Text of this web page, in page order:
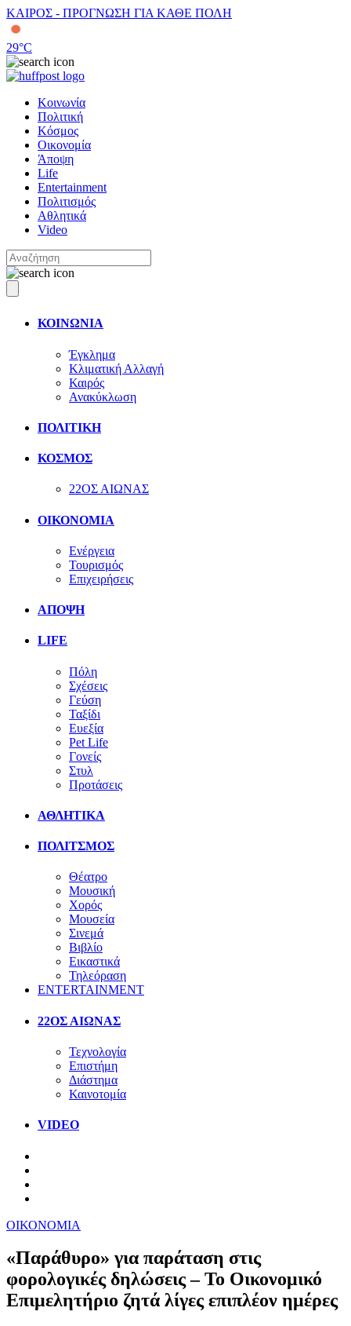
ΚΑΙΡΟΣ - ΠΡΟΓΝΩΣΗ ΓΙΑ ΚΑΘΕ ΠΟΛΗ
29°C
Κοινωνία
Πολιτική
Κόσμος
Οικονομία
Άποψη
Life
Entertainment
Πολιτισμός
Αθλητικά
Video
ΚΟΙΝΩΝΙΑ
Έγκλημα
Κλιματική Αλλαγή
Καιρός
Ανακύκλωση
ΠΟΛΙΤΙΚΗ
ΚΟΣΜΟΣ
22ΟΣ ΑΙΩΝΑΣ
ΟΙΚΟΝΟΜΙΑ
Ενέργεια
Τουρισμός
Επιχειρήσεις
ΑΠΟΨΗ
LIFE
Πόλη
Σχέσεις
Γεύση
Ταξίδι
Ευεξία
Pet Life
Γονείς
Στυλ
Προτάσεις
ΑΘΛΗΤΙΚΑ
ΠΟΛΙΤΣΜΟΣ
Θέατρο
Μουσική
Χορός
Μουσεία
Σινεμά
Βιβλίο
Εικαστικά
Τηλεόραση
ENTERTAINMENT
22ΟΣ ΑΙΩΝΑΣ
Τεχνολογία
Επιστήμη
Διάστημα
Καινοτομία
VIDEO
ΟΙΚΟΝΟΜΙΑ
«Παράθυρο» για παράταση στις
φορολογικές δηλώσεις – Το Οικονομικό
Επιμελητήριο ζητά λίγες επιπλέον ημέρες